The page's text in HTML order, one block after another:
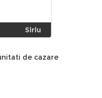
Siriu
de cazare